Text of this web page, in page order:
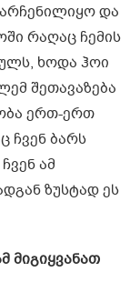
და
რაღაც ჩემის
ხოდა ჰოი
შეთავაზება
ერთ-ერთ
ჩვენ ბარს
ამ
ზუსტად ეს
მიგიყვანათ